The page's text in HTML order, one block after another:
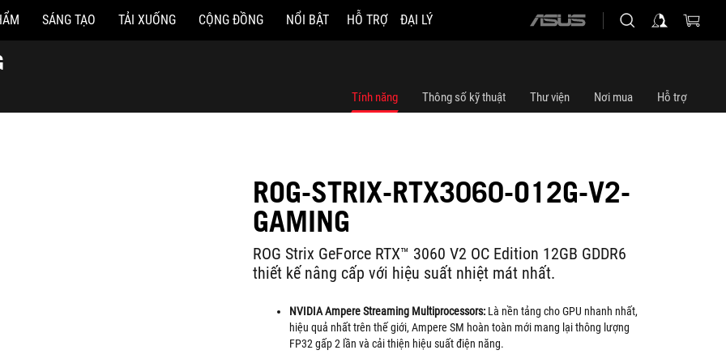
SÁNG TẠO TẢI XUỐNG CỘNG ĐỒNG NỔI BẬT HỖ TRỢ ĐẠI LÝ
ASUS
Tính năng Thông số kỹ thuật Thư viện Nơi mua Hỗ trợ
ROG-STRIX-RTX3060-O12G-V2-
GAMING
ROG Strix GeForce RTX™ 3060 V2 OC Edition 12GB GDDR6
thiết kế nâng cấp với hiệu suất nhiệt mát nhất.
NVIDIA Ampere Streaming Multiprocessors: Là nền tảng cho GPU nhanh nhất,
hiệu quả nhất trên thế giới, Ampere SM hoàn toàn mới mang lại thông lượng
FP32 gấp 2 lần và cải thiện hiệu suất điện năng.